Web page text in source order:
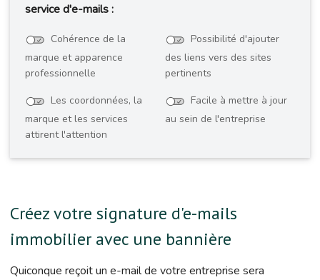
service d'e-mails :
Cohérence de la
marque et apparence
professionnelle
Possibilité d'ajouter
des liens vers des sites
pertinents
Les coordonnées, la
marque et les services
attirent l'attention
Facile à mettre à jour
au sein de l'entreprise
Créez votre signature d'e-mails
immobilier avec une bannière
Quiconque reçoit un e-mail de votre entreprise sera